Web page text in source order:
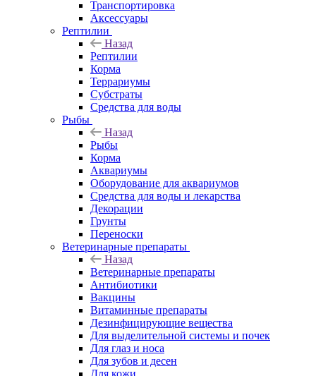
Транспортировка
Аксессуары
Рептилии
Назад
Рептилии
Корма
Террариумы
Субстраты
Средства для воды
Рыбы
Назад
Рыбы
Корма
Аквариумы
Оборудование для аквариумов
Средства для воды и лекарства
Декорации
Грунты
Переноски
Ветеринарные препараты
Назад
Ветеринарные препараты
Антибиотики
Вакцины
Витаминные препараты
Дезинфицирующие вещества
Для выделительной системы и почек
Для глаз и носа
Для зубов и десен
Для кожи